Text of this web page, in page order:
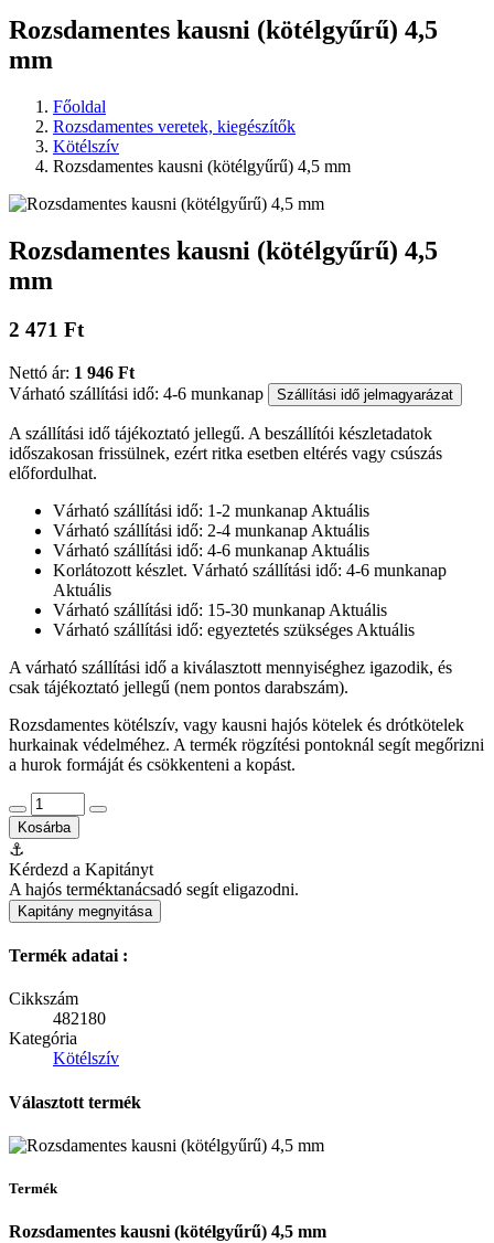
Rozsdamentes kausni (kötélgyűrű) 4,5
mm
Főoldal
Rozsdamentes veretek, kiegészítők
Kötélszív
Rozsdamentes kausni (kötélgyűrű) 4,5 mm
Rozsdamentes kausni (kötélgyűrű) 4,5
mm
2 471 Ft
Nettó ár: 1 946 Ft
Várható szállítási idő: 4-6 munkanap
Szállítási idő jelmagyarázat
A szállítási idő tájékoztató jellegű. A beszállítói készletadatok
időszakosan frissülnek, ezért ritka esetben eltérés vagy csúszás
előfordulhat.
Várható szállítási idő: 1-2 munkanap Aktuális
Várható szállítási idő: 2-4 munkanap Aktuális
Várható szállítási idő: 4-6 munkanap Aktuális
Korlátozott készlet. Várható szállítási idő: 4-6 munkanap
Aktuális
Várható szállítási idő: 15-30 munkanap Aktuális
Várható szállítási idő: egyeztetés szükséges Aktuális
A várható szállítási idő a kiválasztott mennyiséghez igazodik, és
csak tájékoztató jellegű (nem pontos darabszám).
Rozsdamentes kötélszív, vagy kausni hajós kötelek és drótkötelek
hurkainak védelméhez. A termék rögzítési pontoknál segít megőrizni
a hurok formáját és csökkenteni a kopást.
Kosárba
⚓
Kérdezd a Kapitányt
A hajós terméktanácsadó segít eligazodni.
Kapitány megnyitása
Termék adatai :
Cikkszám
482180
Kategória
Kötélszív
Választott termék
Termék
Rozsdamentes kausni (kötélgyűrű) 4,5 mm